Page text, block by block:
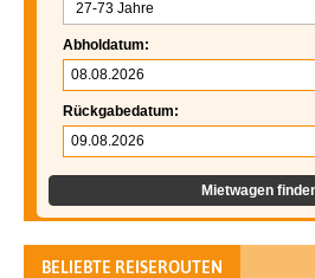
Abholdatum:
Rückgabedatum:
Mietwagen
BELIEBTE REISEROUTEN